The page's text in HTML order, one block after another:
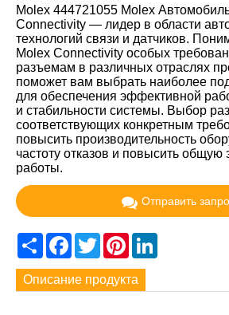
Molex 444721055 Molex
Connectivity — лидер в области
технологий связи и датчиков.
Molex Connectivity особых
разъемам в различных отраслях
поможет вам выбрать наиболее
для обеспечения эффективной
и стабильности системы. Выбор
соответствующих конкретным
повысить производительность
частоту отказов и повысить общую
работы.
Отправить
ShareFacebook
TwitterPinterest
Описание продукта